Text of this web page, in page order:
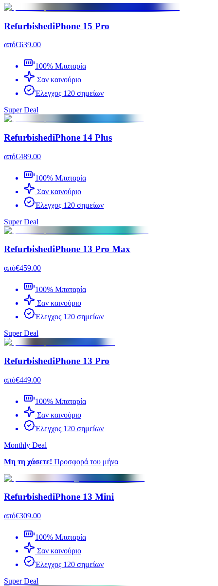
RefurbishediPhone 15 Pro
από€639.00
100% Μπαταρία
Σαν καινούριο
Έλεγχος 120 σημείων
Super Deal
RefurbishediPhone 14 Plus
από€489.00
100% Μπαταρία
Σαν καινούριο
Έλεγχος 120 σημείων
Super Deal
RefurbishediPhone 13 Pro Max
από€459.00
100% Μπαταρία
Σαν καινούριο
Έλεγχος 120 σημείων
Super Deal
RefurbishediPhone 13 Pro
από€449.00
100% Μπαταρία
Σαν καινούριο
Έλεγχος 120 σημείων
Monthly Deal
Μη τη χάσετε! Προσφορά του μήνα
RefurbishediPhone 13 Mini
από€309.00
100% Μπαταρία
Σαν καινούριο
Έλεγχος 120 σημείων
Super Deal